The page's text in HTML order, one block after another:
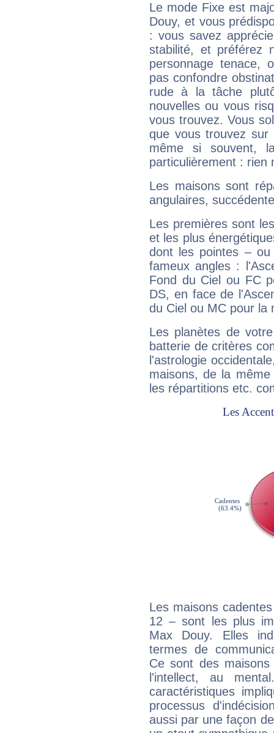
Le mode Fixe est
Douy, et vous
: vous savez
stabilité, et préférez
personnage tenace,
pas confondre
rude à la tâche
nouvelles ou vous
vous trouvez. Vous
que vous trouvez
même si souvent,
particulièrement : rien
Les maisons sont
angulaires,
Les premières sont
et les plus
dont les pointes –
fameux angles :
Fond du Ciel ou FC
DS, en face de
du Ciel ou MC pour la
Les planètes de
batterie de critères
l'astrologie
maisons, de la
les répartitions etc.
Les maisons
12 – sont les plus
Max Douy. Elles
termes de
Ce sont des
l'intellect, au
caractéristiques
processus
aussi par une façon